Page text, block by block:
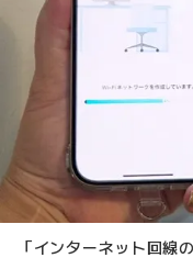
「インターネット回線